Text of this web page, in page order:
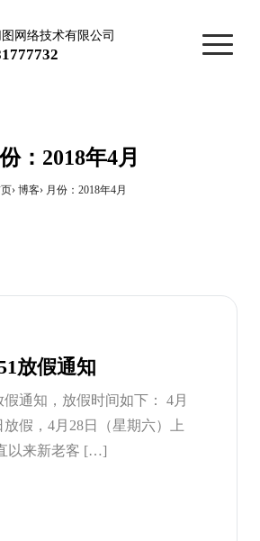
网络技术有限公司
：2018年4月
博客 月份：2018年4月
放假通知
通知，放假时间如下： 4月
放假，4月28日（星期六）上
以来新老客 […]